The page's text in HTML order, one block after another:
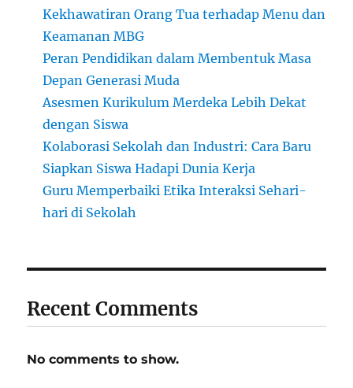
Kekhawatiran Orang Tua terhadap Menu dan
Keamanan MBG
Peran Pendidikan dalam Membentuk Masa
Depan Generasi Muda
Asesmen Kurikulum Merdeka Lebih Dekat
dengan Siswa
Kolaborasi Sekolah dan Industri: Cara Baru
Siapkan Siswa Hadapi Dunia Kerja
Guru Memperbaiki Etika Interaksi Sehari-
hari di Sekolah
Recent Comments
No comments to show.